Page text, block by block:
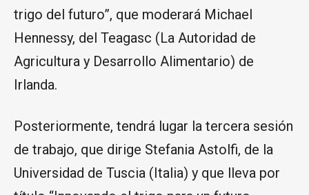
trigo del futuro”, que moderará Michael
Hennessy, del Teagasc (La Autoridad de
Agricultura y Desarrollo Alimentario) de
Irlanda.
Posteriormente, tendrá lugar la tercera sesión
de trabajo, que dirige Stefania Astolfi, de la
Universidad de Tuscia (Italia) y que lleva por